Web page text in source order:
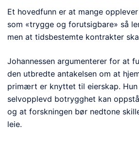
Et hovedfunn er at mange
som «trygge og forutsigbare» så
men at tidsbestemte kontrakter
Johannessen argumenterer for at
den utbredte antakelsen om at
primært er knyttet til eierskap. Hun
selvopplevd botrygghet kan
og at forskningen bør nedtone
leie.